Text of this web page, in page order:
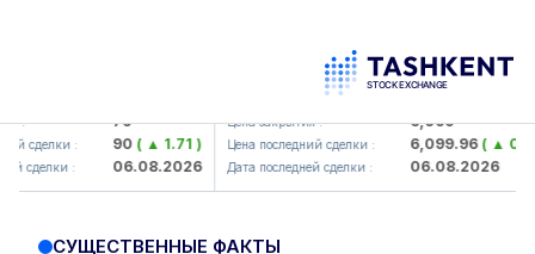
79
сделки : ( ▲ 1.71 )
сделки : 06.08.2026
UZMK (<O'zmetkombinat> AJ)
Цена закрытия : 6,099
Цена последний сделки : 6,099.96( ▲ 0.08 )
Дата последней сделки : 06.08.2026
СУЩЕСТВЕННЫЕ ФАКТЫ